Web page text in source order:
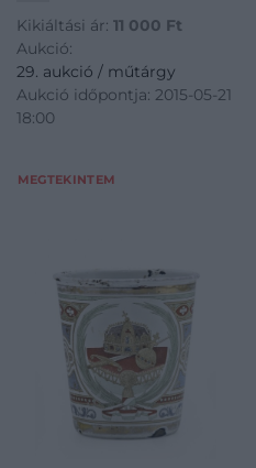
Kikiáltási ár: 11 000 Ft
Aukció:
29. aukció / műtárgy
Aukció időpontja: 2015-05-21
18:00
MEGTEKINTEM